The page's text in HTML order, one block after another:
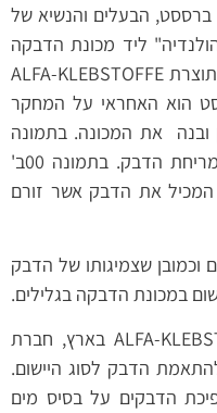
מר יצחק ברססט, הבעלים והנשיא של
ליד מכונת הדבקה
בגלילים ליישום דבק על בסיס מים מתוצרת ALFA-KLEBSTOFFE
הוא האחראי על המחקר
ובנה את המכונה. בתמונה
00ב' ו-00ג' נראים הגלילים בעת מריחת הדבק. בתמונה 00ב'
המכיל את הדבק אשר זורם
וכמובן שצמיגותו של הדבק
במכונת הדבקה בגלילים.
לכבוד תחילת שיווק דבקי ALFA-KLEBSTOFFE בארץ, חברת
הדבק לסוג היישום.
הדבקים על בסיס מים